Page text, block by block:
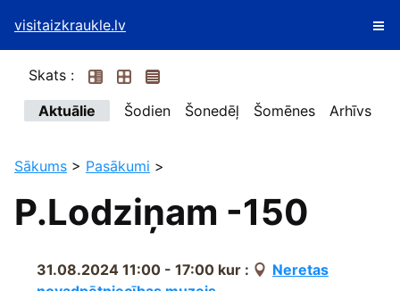
visitaizkraukle.lv
Skats :
Aktuālie
Šodien Šonedēļ Šomēnes Arhīvs
Sākums > Pasākumi >
P.Lodziņam -150
31.08.2024 11:00 - 17:00 kur :
Neretas